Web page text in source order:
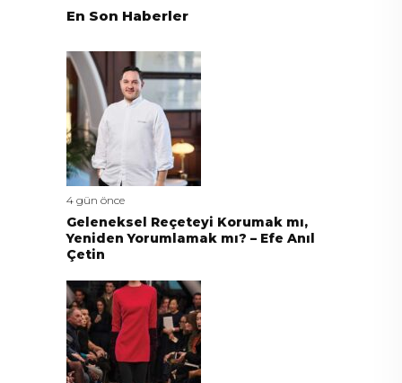
En Son Haberler
4 gün önce
Geleneksel Reçeteyi Korumak mı,
Yeniden Yorumlamak mı? – Efe Anıl
Çetin